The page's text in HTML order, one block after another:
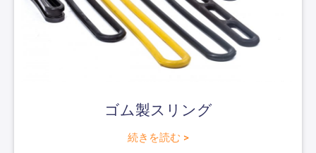
ゴム製スリング
続きを読む >